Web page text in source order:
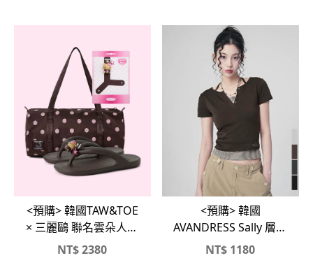
<預購> 韓國TAW&TOE
× 三麗鷗 聯名雲朵人字
拖☁️
NT$2380
<預購> 韓國
AVANDRESS Sally 層次
感假兩件條紋短T
NT$ 1180